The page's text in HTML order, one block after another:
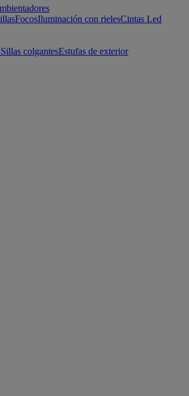
FocosIluminación con rielesCintas Led
Sillas colgantesEstufas de exterior